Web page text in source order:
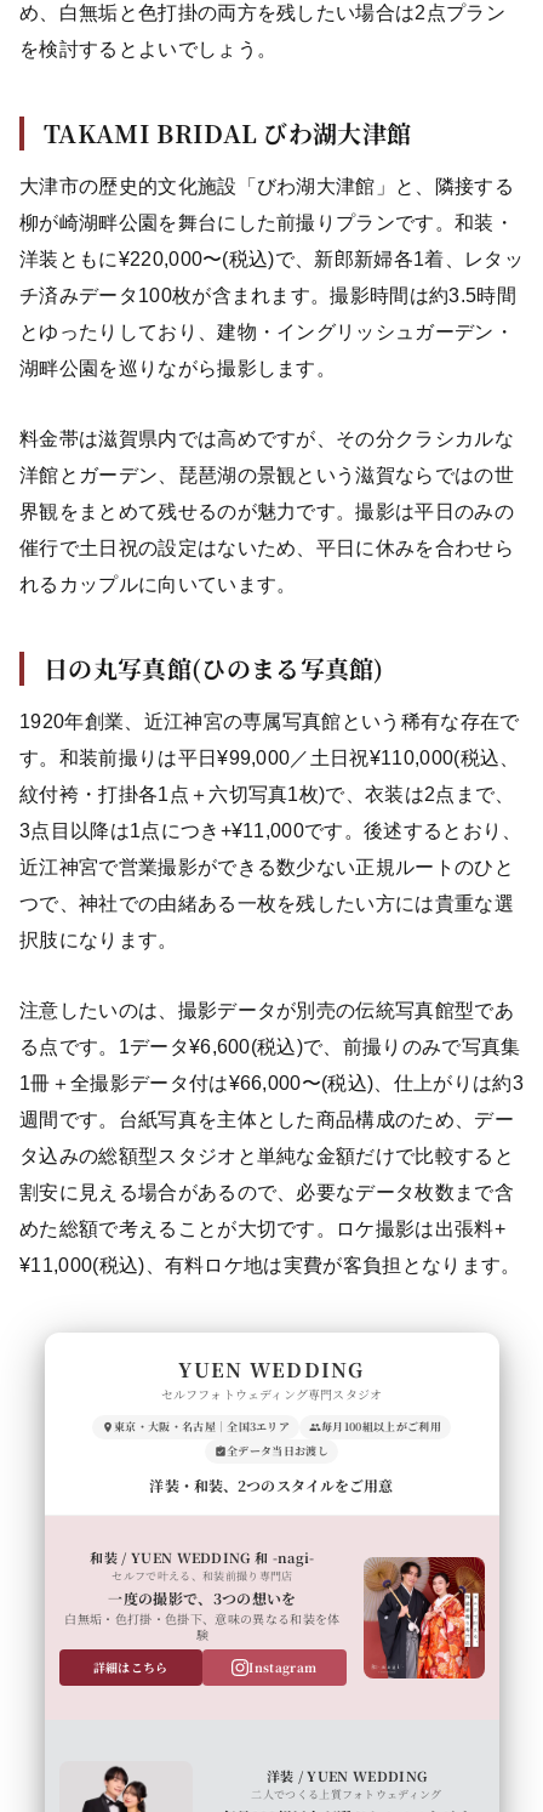
め、白無垢と色打掛の両方を残したい場合は2点プラン
を検討するとよいでしょう。
TAKAMI BRIDAL びわ湖大津館
大津市の歴史的文化施設「びわ湖大津館」と、隣接する
柳が崎湖畔公園を舞台にした前撮りプランです。和装・
洋装ともに¥220,000〜(税込)で、新郎新婦各1着、レタッ
チ済みデータ100枚が含まれます。撮影時間は約3.5時間
とゆったりしており、建物・イングリッシュガーデン・
湖畔公園を巡りながら撮影します。
料金帯は滋賀県内では高めですが、その分クラシカルな
洋館とガーデン、琵琶湖の景観という滋賀ならではの世
界観をまとめて残せるのが魅力です。撮影は平日のみの
催行で土日祝の設定はないため、平日に休みを合わせら
れるカップルに向いています。
日の丸写真館(ひのまる写真館)
1920年創業、近江神宮の専属写真館という稀有な存在で
す。和装前撮りは平日¥99,000／土日祝¥110,000(税込、
紋付袴・打掛各1点＋六切写真1枚)で、衣装は2点まで、
3点目以降は1点につき+¥11,000です。後述するとおり、
近江神宮で営業撮影ができる数少ない正規ルートのひと
つで、神社での由緒ある一枚を残したい方には貴重な選
択肢になります。
注意したいのは、撮影データが別売の伝統写真館型であ
る点です。1データ¥6,600(税込)で、前撮りのみで写真集
1冊＋全撮影データ付は¥66,000〜(税込)、仕上がりは約3
週間です。台紙写真を主体とした商品構成のため、デー
タ込みの総額型スタジオと単純な金額だけで比較すると
割安に見える場合があるので、必要なデータ枚数まで含
めた総額で考えることが大切です。ロケ撮影は出張料+
¥11,000(税込)、有料ロケ地は実費が客負担となります。
YUEN WEDDING
セルフフォトウェディング専門スタジオ
東京・大阪・名古屋｜全国3エリア
毎月100組以上がご利用
全データ当日お渡し
洋装・和装、2つのスタイルをご用意
和装 / YUEN WEDDING 和 -nagi-
セルフで叶える、和装前撮り専門店
一度の撮影で、3つの想いを
白無垢・色打掛・色掛下、意味の異なる和装を体
験
詳細はこちら
Instagram
洋装 / YUEN WEDDING
二人でつくる上質フォトウェディング